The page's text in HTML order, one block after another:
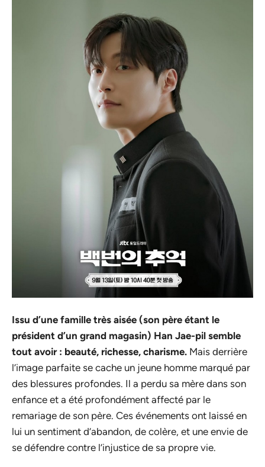
Issu d’une famille très aisée (son père étant le
président d’un grand magasin) Han Jae-pil semble
tout avoir : beauté, richesse, charisme. Mais derrière
l’image parfaite se cache un jeune homme marqué par
des blessures profondes. Il a perdu sa mère dans son
enfance et a été profondément affecté par le
remariage de son père. Ces événements ont laissé en
lui un sentiment d’abandon, de colère, et une envie de
se défendre contre l’injustice de sa propre vie.